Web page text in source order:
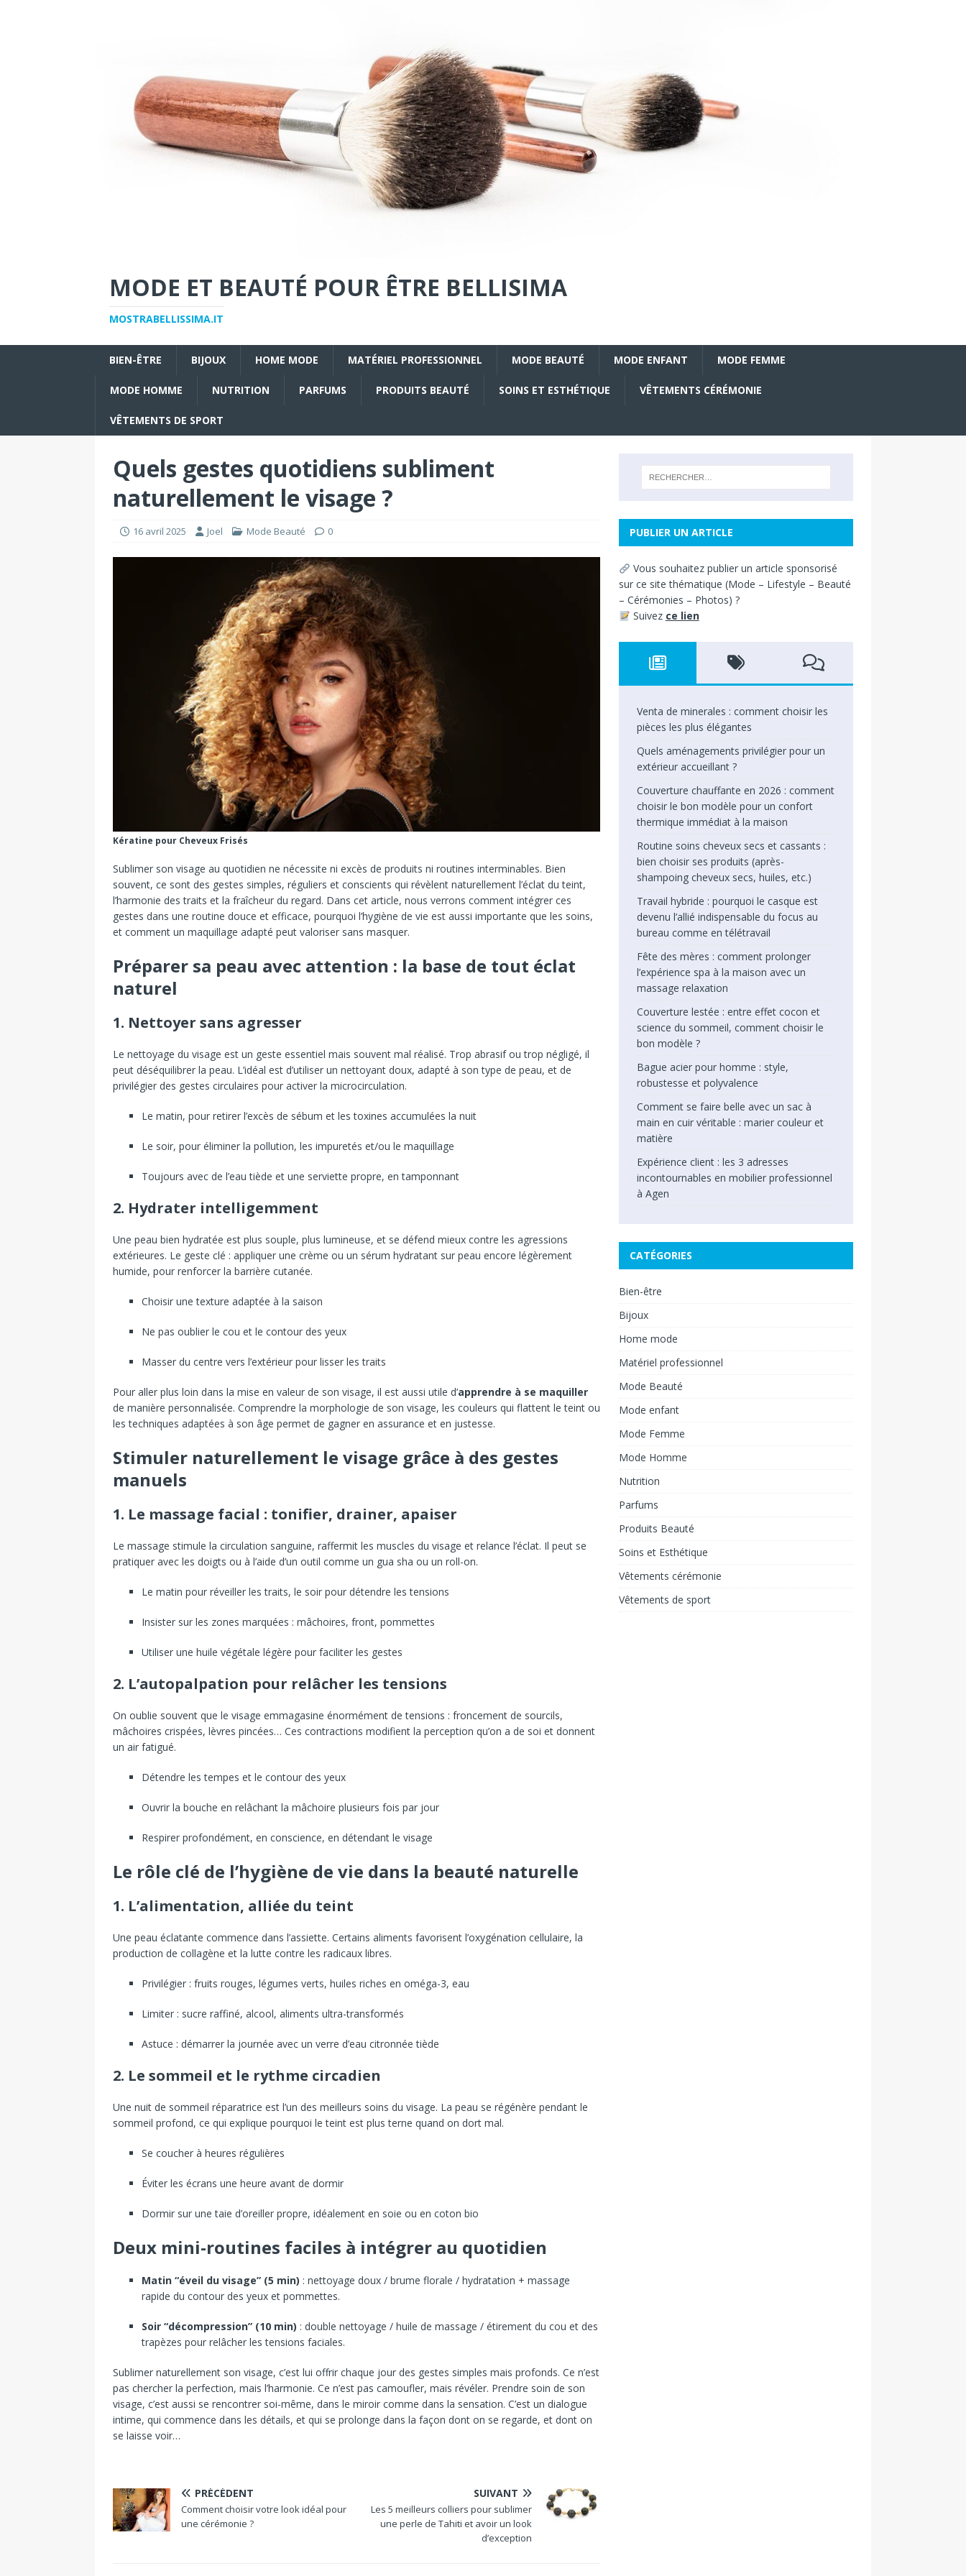
MODE ET BEAUTÉ POUR ÊTRE BELLISIMA
MOSTRABELLISSIMA.IT
BIEN-ÊTRE BIJOUX HOME MODE MATÉRIEL PROFESSIONNEL MODE BEAUTÉ MODE ENFANT MODE FEMME
MODE HOMME NUTRITION PARFUMS PRODUITS BEAUTÉ SOINS ET ESTHÉTIQUE VÊTEMENTS CÉRÉMONIE
VÊTEMENTS DE SPORT
Quels gestes quotidiens subliment
naturellement le visage ?
16 avril 2025 Joel Mode Beauté 0
Kératine pour Cheveux Frisés
Sublimer son visage au quotidien ne nécessite ni excès de produits ni routines interminables. Bien
souvent, ce sont des gestes simples, réguliers et conscients qui révèlent naturellement l’éclat du teint,
l’harmonie des traits et la fraîcheur du regard. Dans cet article, nous verrons comment intégrer ces
gestes dans une routine douce et efficace, pourquoi l’hygiène de vie est aussi importante que les soins,
et comment un maquillage adapté peut valoriser sans masquer.
Préparer sa peau avec attention : la base de tout éclat
naturel
1. Nettoyer sans agresser
Le nettoyage du visage est un geste essentiel mais souvent mal réalisé. Trop abrasif ou trop négligé, il
peut déséquilibrer la peau. L’idéal est d’utiliser un nettoyant doux, adapté à son type de peau, et de
privilégier des gestes circulaires pour activer la microcirculation.
Le matin, pour retirer l’excès de sébum et les toxines accumulées la nuit
Le soir, pour éliminer la pollution, les impuretés et/ou le maquillage
Toujours avec de l’eau tiède et une serviette propre, en tamponnant
2. Hydrater intelligemment
Une peau bien hydratée est plus souple, plus lumineuse, et se défend mieux contre les agressions
extérieures. Le geste clé : appliquer une crème ou un sérum hydratant sur peau encore légèrement
humide, pour renforcer la barrière cutanée.
Choisir une texture adaptée à la saison
Ne pas oublier le cou et le contour des yeux
Masser du centre vers l’extérieur pour lisser les traits
Pour aller plus loin dans la mise en valeur de son visage, il est aussi utile d’apprendre à se maquiller
de manière personnalisée. Comprendre la morphologie de son visage, les couleurs qui flattent le teint ou
les techniques adaptées à son âge permet de gagner en assurance et en justesse.
Stimuler naturellement le visage grâce à des gestes
manuels
1. Le massage facial : tonifier, drainer, apaiser
Le massage stimule la circulation sanguine, raffermit les muscles du visage et relance l’éclat. Il peut se
pratiquer avec les doigts ou à l’aide d’un outil comme un gua sha ou un roll-on.
Le matin pour réveiller les traits, le soir pour détendre les tensions
Insister sur les zones marquées : mâchoires, front, pommettes
Utiliser une huile végétale légère pour faciliter les gestes
2. L’autopalpation pour relâcher les tensions
On oublie souvent que le visage emmagasine énormément de tensions : froncement de sourcils,
mâchoires crispées, lèvres pincées… Ces contractions modifient la perception qu’on a de soi et donnent
un air fatigué.
Détendre les tempes et le contour des yeux
Ouvrir la bouche en relâchant la mâchoire plusieurs fois par jour
Respirer profondément, en conscience, en détendant le visage
Le rôle clé de l’hygiène de vie dans la beauté naturelle
1. L’alimentation, alliée du teint
Une peau éclatante commence dans l’assiette. Certains aliments favorisent l’oxygénation cellulaire, la
production de collagène et la lutte contre les radicaux libres.
Privilégier : fruits rouges, légumes verts, huiles riches en oméga-3, eau
Limiter : sucre raffiné, alcool, aliments ultra-transformés
Astuce : démarrer la journée avec un verre d’eau citronnée tiède
2. Le sommeil et le rythme circadien
Une nuit de sommeil réparatrice est l’un des meilleurs soins du visage. La peau se régénère pendant le
sommeil profond, ce qui explique pourquoi le teint est plus terne quand on dort mal.
Se coucher à heures régulières
Éviter les écrans une heure avant de dormir
Dormir sur une taie d’oreiller propre, idéalement en soie ou en coton bio
Deux mini-routines faciles à intégrer au quotidien
Matin “éveil du visage” (5 min) : nettoyage doux / brume florale / hydratation + massage
rapide du contour des yeux et pommettes.
Soir “décompression” (10 min) : double nettoyage / huile de massage / étirement du cou et des
trapèzes pour relâcher les tensions faciales.
Sublimer naturellement son visage, c’est lui offrir chaque jour des gestes simples mais profonds. Ce n’est
pas chercher la perfection, mais l’harmonie. Ce n’est pas camoufler, mais révéler. Prendre soin de son
visage, c’est aussi se rencontrer soi-même, dans le miroir comme dans la sensation. C’est un dialogue
intime, qui commence dans les détails, et qui se prolonge dans la façon dont on se regarde, et dont on
se laisse voir…
PRÉCÉDENT
Comment choisir votre look idéal pour
une cérémonie ?
SUIVANT
Les 5 meilleurs colliers pour sublimer
une perle de Tahiti et avoir un look
d’exception
PUBLIER UN ARTICLE
Vous souhaitez publier un article sponsorisé
sur ce site thématique (Mode – Lifestyle – Beauté
– Cérémonies – Photos) ?
Suivez ce lien
Venta de minerales : comment choisir les
pièces les plus élégantes
Quels aménagements privilégier pour un
extérieur accueillant ?
Couverture chauffante en 2026 : comment
choisir le bon modèle pour un confort
thermique immédiat à la maison
Routine soins cheveux secs et cassants :
bien choisir ses produits (après-
shampoing cheveux secs, huiles, etc.)
Travail hybride : pourquoi le casque est
devenu l’allié indispensable du focus au
bureau comme en télétravail
Fête des mères : comment prolonger
l’expérience spa à la maison avec un
massage relaxation
Couverture lestée : entre effet cocon et
science du sommeil, comment choisir le
bon modèle ?
Bague acier pour homme : style,
robustesse et polyvalence
Comment se faire belle avec un sac à
main en cuir véritable : marier couleur et
matière
Expérience client : les 3 adresses
incontournables en mobilier professionnel
à Agen
CATÉGORIES
Bien-être
Bijoux
Home mode
Matériel professionnel
Mode Beauté
Mode enfant
Mode Femme
Mode Homme
Nutrition
Parfums
Produits Beauté
Soins et Esthétique
Vêtements cérémonie
Vêtements de sport